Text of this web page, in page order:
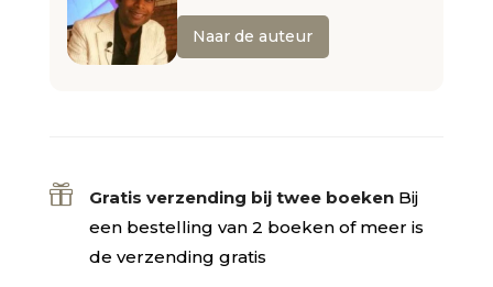
Naar de auteur
 Gratis verzending bij twee boeken Bij
een bestelling van 2 boeken of meer is
de verzending gratis